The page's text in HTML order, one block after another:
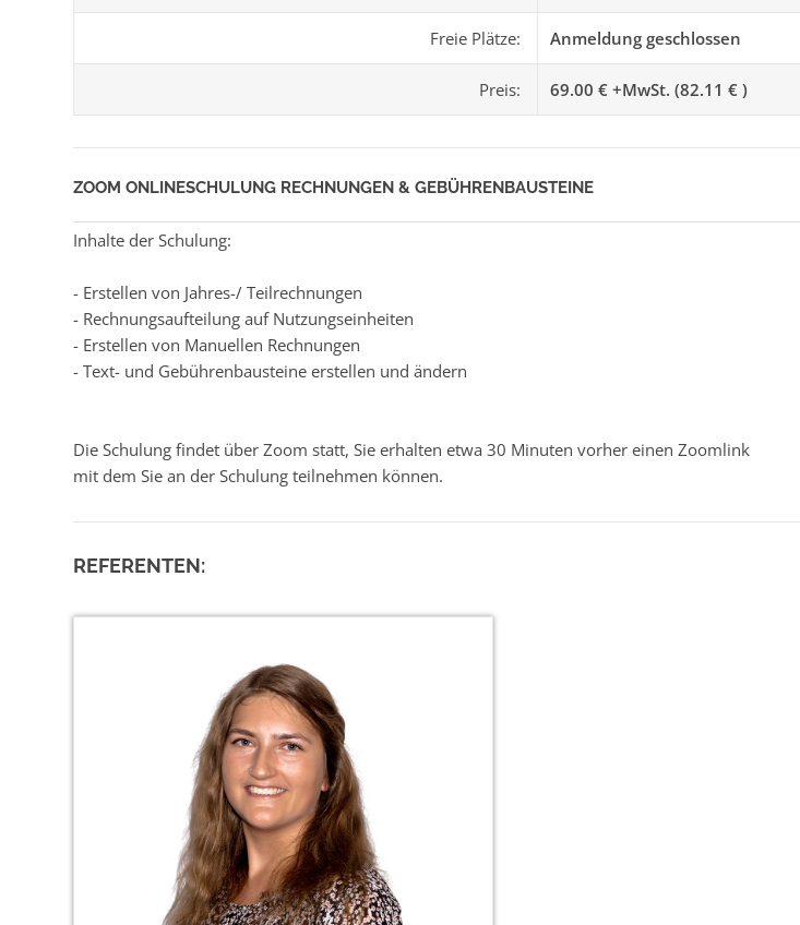
Freie Plätze: Anmeldung geschlossen
Preis: 69.00 € +MwSt. (82.11 € )
ZOOM ONLINESCHULUNG RECHNUNGEN & GEBÜHRENBAUSTEINE
Inhalte der Schulung:
- Erstellen von Jahres-/ Teilrechnungen
- Rechnungsaufteilung auf Nutzungseinheiten
- Erstellen von Manuellen Rechnungen
- Text- und Gebührenbausteine erstellen und ändern
Die Schulung findet über Zoom statt, Sie erhalten etwa 30 Minuten vorher einen Zoomlink
mit dem Sie an der Schulung teilnehmen können.
REFERENTEN: